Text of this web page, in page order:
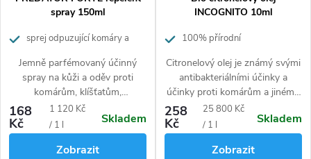
spray 150ml
sprej odpuzující komáry a
Jemně parfémovaný účinný
spray na kůži a oděv proti
komárům, klíšťatům,
muchničkám. Pro děti od 12 let
168
Kč
Měrná
cena:
1 120 Kč
/ 1 l
Skladem
Zobrazit
INCOGNITO 10ml
100% přírodní
Citronelový olej je známý svými
antibakteriálními účinky a
účinky proti komárům a jinému
bodavému hmyzu. Působí také
blahodárně na naši psychiku
a ulehčuje bolavým svalům a
kloubům.
258
Kč
Měrná
cena:
25 800 Kč
/ 1 l
Skladem
Zobrazit